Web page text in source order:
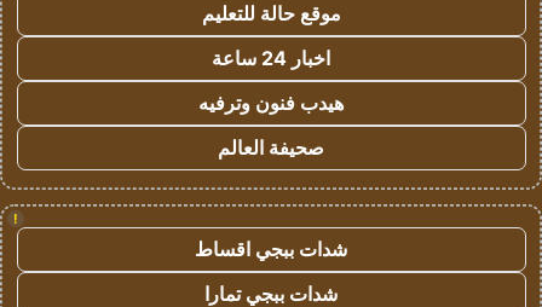
موقع حالة للتعليم
اخبار 24 ساعة
هيدب فنون وترفيه
صحيفة العالم
!
شدات ببجي اقساط
شدات ببجي تمارا